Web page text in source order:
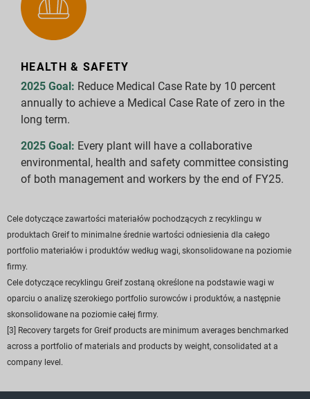
HEALTH & SAFETY
2025 Goal: Reduce Medical Case Rate by 10 percent
annually to achieve a Medical Case Rate of zero in the
long term.
2025 Goal: Every plant will have a collaborative
environmental, health and safety committee consisting
of both management and workers by the end of FY25.
Cele dotyczące zawartości materiałów pochodzących z recyklingu w
produktach Greif to minimalne średnie wartości odniesienia dla całego
portfolio materiałów i produktów według wagi, skonsolidowane na poziomie
firmy.
Cele dotyczące recyklingu Greif zostaną określone na podstawie wagi w
oparciu o analizę szerokiego portfolio surowców i produktów, a następnie
skonsolidowane na poziomie całej firmy.
[3] Recovery targets for Greif products are minimum averages benchmarked
across a portfolio of materials and products by weight, consolidated at a
company level.